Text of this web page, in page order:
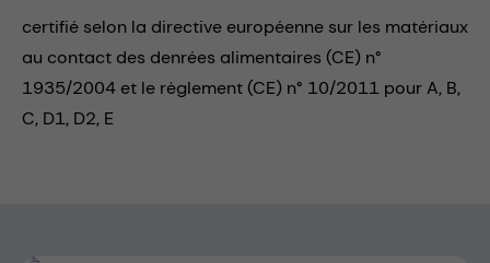
certifié selon la directive européenne sur les matériaux
au contact des denrées alimentaires (CE) n°
1935/2004 et le règlement (CE) n° 10/2011 pour A, B,
C, D1, D2, E